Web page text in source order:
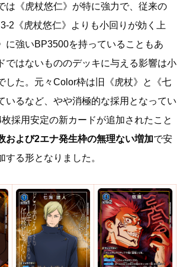
は《虎杖悠仁》が特に強力で、従来の
2《虎杖悠仁》よりも小回りが効く上
に強いBP3500を持っていることもあ
ではないもののデッキに与える影響は小
した。元々Color枠は旧《虎杖》と《七
いるなど、やや消極的な採用となってい
採用安定の新カードが追加されたこと
および2エナ発生枠の無理ない増加で安
する形となりました。